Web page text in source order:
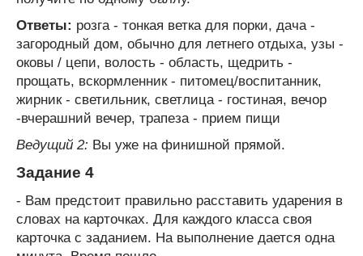
Ответы: розга - тонкая ветка для порки, дача -
загородный дом, обычно для летнего отдыха, узы -
оковы / цепи, волость - область, щедрить -
прощать, вскормленник - питомец/воспитанник,
жирник - светильник, светлица - гостиная, вечор
-вчерашний вечер, трапеза - прием пищи
Ведущий 2: Вы уже на финишной прямой.
Задание 4
- Вам предстоит правильно расставить ударения в
словах на карточках. Для каждого класса своя
карточка с заданием. На выполнение дается одна